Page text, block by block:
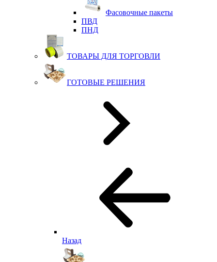
Фасовочные пакеты
ПВД
ПНД
ТОВАРЫ ДЛЯ ТОРГОВЛИ
ГОТОВЫЕ РЕШЕНИЯ
Назад